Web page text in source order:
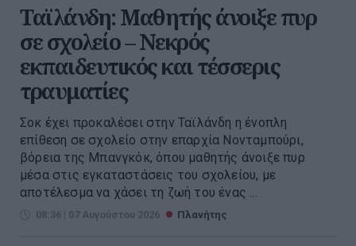
Ταϊλάνδη: Μαθητής άνοιξε πυρ
σε σχολείο – Νεκρός
εκπαιδευτικός και τέσσερις
τραυματίες
Σοκ έχει προκαλέσει στην Ταϊλάνδη η ένοπλη
επίθεση σε σχολείο στην επαρχία Νονταμπούρι,
βόρεια της Μπανγκόκ, όπου μαθητής άνοιξε πυρ
μέσα στις εγκαταστάσεις του σχολείου, με
αποτέλεσμα να χάσει τη ζωή του ένας ...
08:36 | 07 Αυγούστου 2026 Πλανήτης